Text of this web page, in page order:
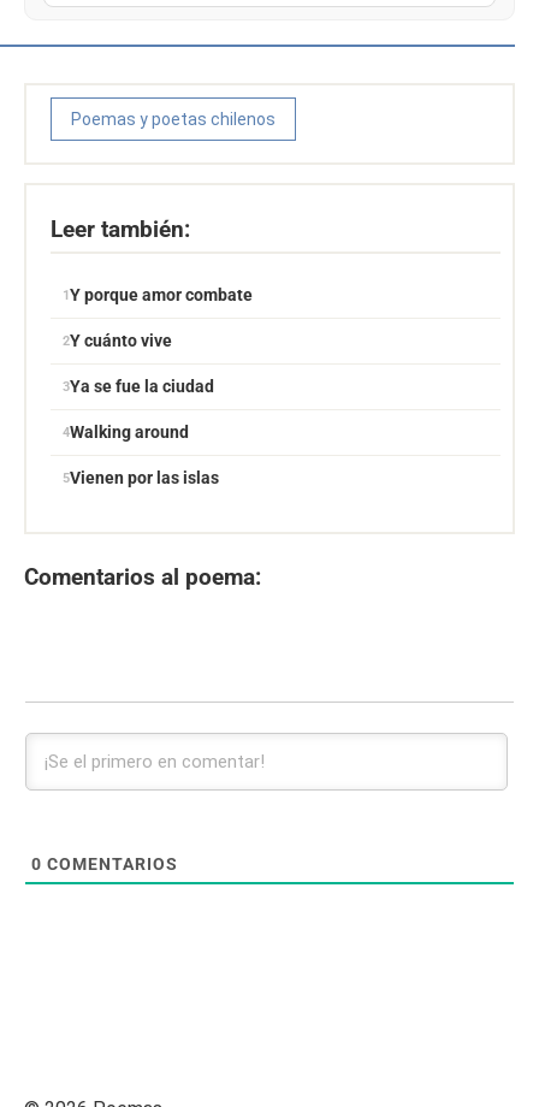
Poemas y poetas chilenos
Leer también:
Y porque amor combate
Y cuánto vive
Ya se fue la ciudad
Walking around
Vienen por las islas
Comentarios al poema:
0 COMENTARIOS